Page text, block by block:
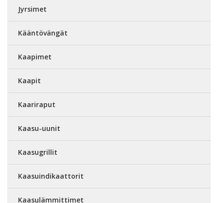
Jyrsimet
Kääntövängät
Kaapimet
Kaapit
Kaariraput
Kaasu-uunit
Kaasugrillit
Kaasuindikaattorit
Kaasulämmittimet